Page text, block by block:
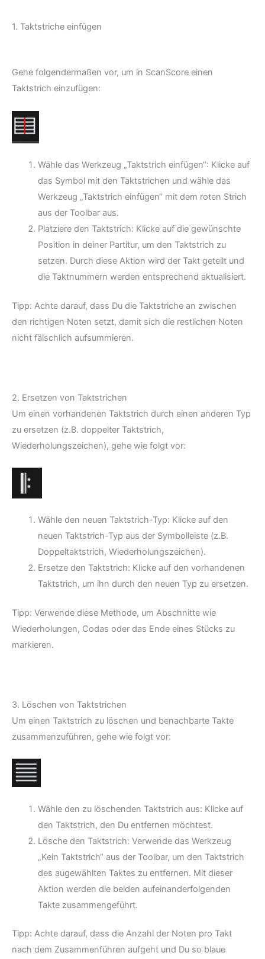
1. Taktstriche einfügen
Gehe folgendermaßen vor, um in ScanScore einen
Taktstrich einzufügen:
Wähle das Werkzeug „Taktstrich einfügen“: Klicke auf
das Symbol mit den Taktstrichen und wähle das
Werkzeug „Taktstrich einfügen“ mit dem roten Strich
aus der Toolbar aus.
Platziere den Taktstrich: Klicke auf die gewünschte
Position in deiner Partitur, um den Taktstrich zu
setzen. Durch diese Aktion wird der Takt geteilt und
die Taktnummern werden entsprechend aktualisiert.
Tipp: Achte darauf, dass Du die Taktstriche an zwischen
den richtigen Noten setzt, damit sich die restlichen Noten
nicht fälschlich aufsummieren.
2. Ersetzen von Taktstrichen
Um einen vorhandenen Taktstrich durch einen anderen Typ
zu ersetzen (z.B. doppelter Taktstrich,
Wiederholungszeichen), gehe wie folgt vor:
Wähle den neuen Taktstrich-Typ: Klicke auf den
neuen Taktstrich-Typ aus der Symbolleiste (z.B.
Doppeltaktstrich, Wiederholungszeichen).
Ersetze den Taktstrich: Klicke auf den vorhandenen
Taktstrich, um ihn durch den neuen Typ zu ersetzen.
Tipp: Verwende diese Methode, um Abschnitte wie
Wiederholungen, Codas oder das Ende eines Stücks zu
markieren.
3. Löschen von Taktstrichen
Um einen Taktstrich zu löschen und benachbarte Takte
zusammenzuführen, gehe wie folgt vor:
Wähle den zu löschenden Taktstrich aus: Klicke auf
den Taktstrich, den Du entfernen möchtest.
Lösche den Taktstrich: Verwende das Werkzeug
„Kein Taktstrich“ aus der Toolbar, um den Taktstrich
des augewählten Taktes zu entfernen. Mit dieser
Aktion werden die beiden aufeinanderfolgenden
Takte zusammengeführt.
Tipp: Achte darauf, dass die Anzahl der Noten pro Takt
nach dem Zusammenführen aufgeht und Du so blaue